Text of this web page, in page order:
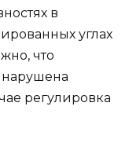
в
углах
что
нарушена
регулировка